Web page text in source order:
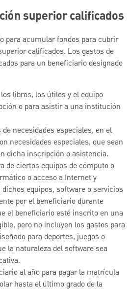
superior calificados
para acumular fondos para cubrir
calificados. Los gastos de
para un beneficiario designado
libros, los útiles y el equipo
o para asistir a una institución
necesidades especiales, en el
necesidades especiales, que sean
dicha inscripción o asistencia.
de ciertos equipos de cómputo o
o acceso a Internet y
equipos, software o servicios
por el beneficiario durante
el beneficiario esté inscrito en una
pero no incluyen los gastos para
para deportes, juegos o
la naturaleza del software sea
al año para pagar la matrícula
hasta el último grado de la